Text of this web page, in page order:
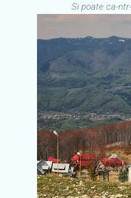
Si poate ca-